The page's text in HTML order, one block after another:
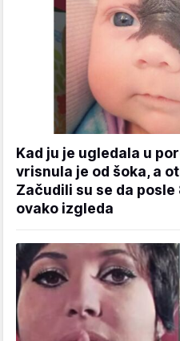
Kad ju je ugledala u
vrisnula je od šoka, a
Začudili su se da
ovako izgleda